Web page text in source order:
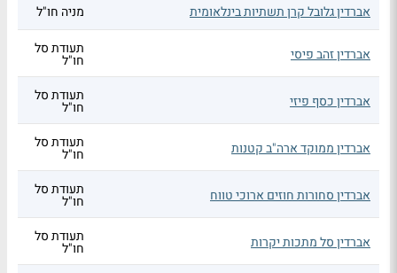
אברדין גלובל קרן תשתיות בינלאומית מניה חו"ל
אברדין זהב פיסי תעודת סל
חו"ל
אברדין כסף פיזי תעודת סל
חו"ל
אברדין ממוקד ארה"ב קטנות תעודת סל
חו"ל
אברדין סחורות חוזים ארוכי טווח תעודת סל
חו"ל
אברדין סל מתכות יקרות תעודת סל
חו"ל